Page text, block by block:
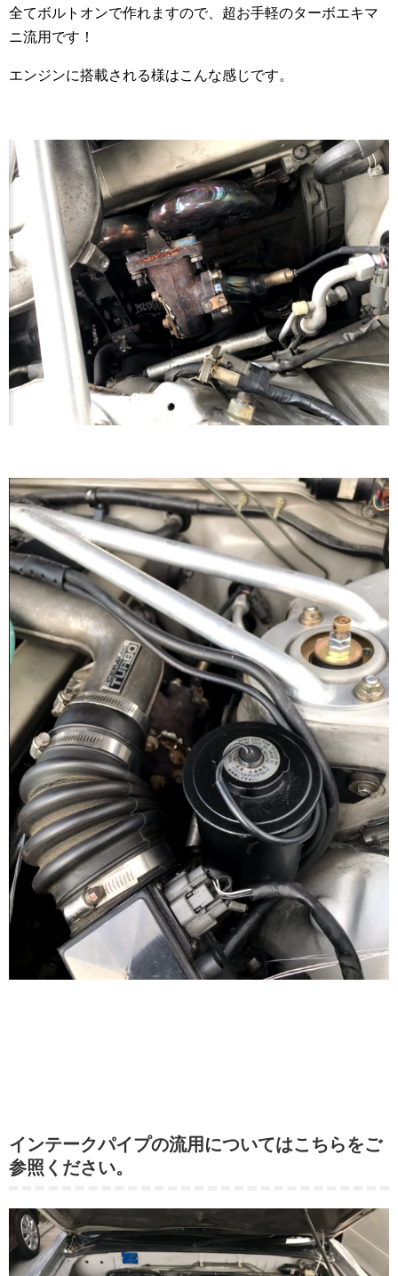
全てボルトオンで作れますので、超お手軽のターボエキマ
ニ流用です！
エンジンに搭載される様はこんな感じです。
インテークパイプの流用についてはこちらをご
参照ください。